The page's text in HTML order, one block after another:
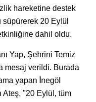
hareketine destek
süpürerek 20 Eylül
dahil oldu.
Yap, Şehrini Temiz
mesaj verildi. Burada
yapan İnegöl
Ateş, "20 Eylül, tüm